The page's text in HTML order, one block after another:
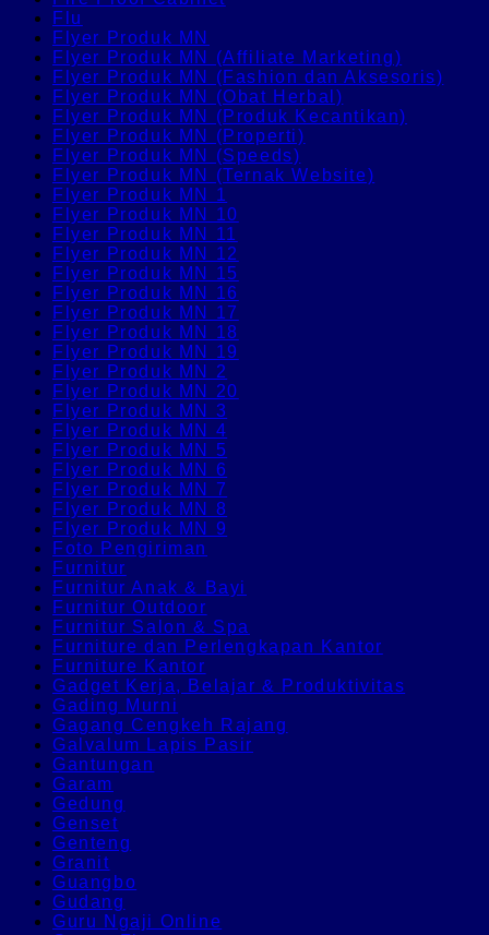
Flu
Flyer Produk MN
Flyer Produk MN (Affiliate Marketing)
Flyer Produk MN (Fashion dan Aksesoris)
Flyer Produk MN (Obat Herbal)
Flyer Produk MN (Produk Kecantikan)
Flyer Produk MN (Properti)
Flyer Produk MN (Speeds)
Flyer Produk MN (Ternak Website)
Flyer Produk MN 1
Flyer Produk MN 10
Flyer Produk MN 11
Flyer Produk MN 12
Flyer Produk MN 15
Flyer Produk MN 16
Flyer Produk MN 17
Flyer Produk MN 18
Flyer Produk MN 19
Flyer Produk MN 2
Flyer Produk MN 20
Flyer Produk MN 3
Flyer Produk MN 4
Flyer Produk MN 5
Flyer Produk MN 6
Flyer Produk MN 7
Flyer Produk MN 8
Flyer Produk MN 9
Foto Pengiriman
Furnitur
Furnitur Anak & Bayi
Furnitur Outdoor
Furnitur Salon & Spa
Furniture dan Perlengkapan Kantor
Furniture Kantor
Gadget Kerja, Belajar & Produktivitas
Gading Murni
Gagang Cengkeh Rajang
Galvalum Lapis Pasir
Gantungan
Garam
Gedung
Genset
Genteng
Granit
Guangbo
Gudang
Guru Ngaji Online